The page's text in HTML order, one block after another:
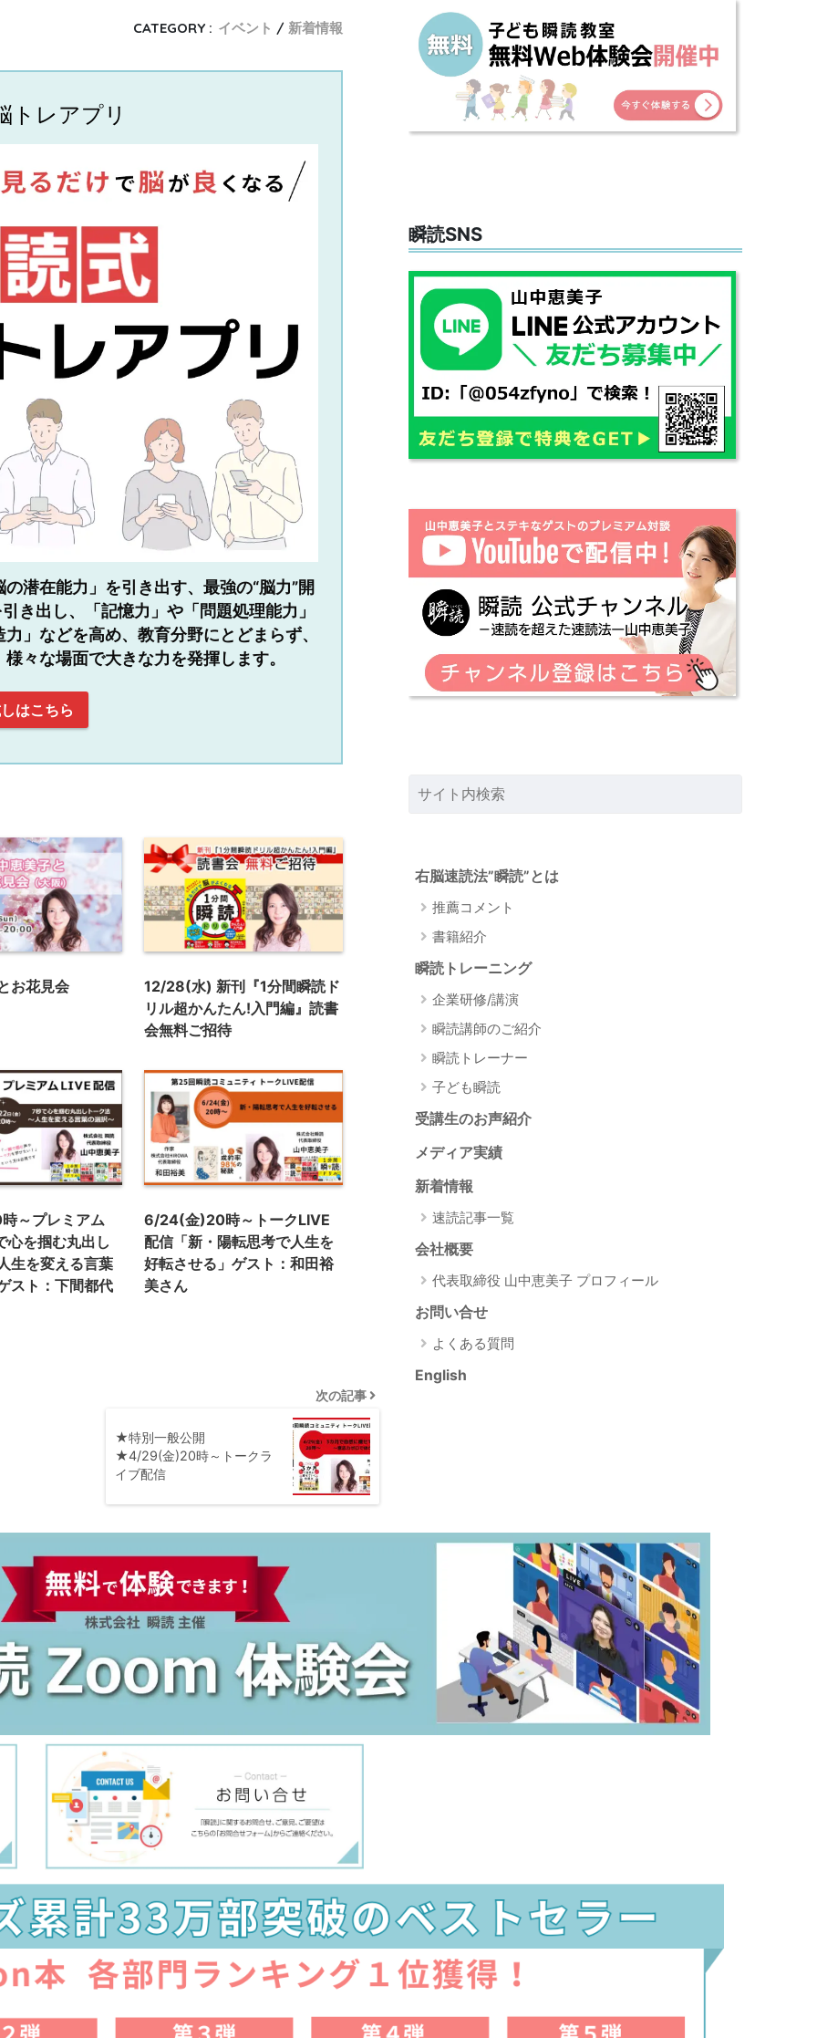
CATEGORY : イベント 新着情報
トレアプリ
潜在能力」を引き出す、最強の“脳力”開
き出し、「記憶力」や「問題処理能力」
」などを高め、教育分野にとどまらず、
々な場面で大きな力を発揮します。
はこちら
お花見会
12/28(水) 新刊『1分間瞬読ド
リル超かんたん!入門編』読書
会無料ご招待
～プレミアム
心を掴む丸出し
生を変える言葉
スト：下間都代
6/24(金)20時～トークLIVE
配信「新・陽転思考で人生を
好転させる」ゲスト：和田裕
美さん
次の記事
★特別一般公開
★4/29(金)20時～トークラ
イブ配信
瞬読SNS
右脳速読法”瞬読”とは
推薦コメント
書籍紹介
瞬読トレーニング
企業研修/講演
瞬読講師のご紹介
瞬読トレーナー
子ども瞬読
受講生のお声紹介
メディア実績
新着情報
速読記事一覧
会社概要
代表取締役 山中恵美子 プロフィール
お問い合せ
よくある質問
English